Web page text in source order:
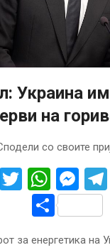
Украина
на
со своите
Facebook
Twitter
Share
за енергетика на